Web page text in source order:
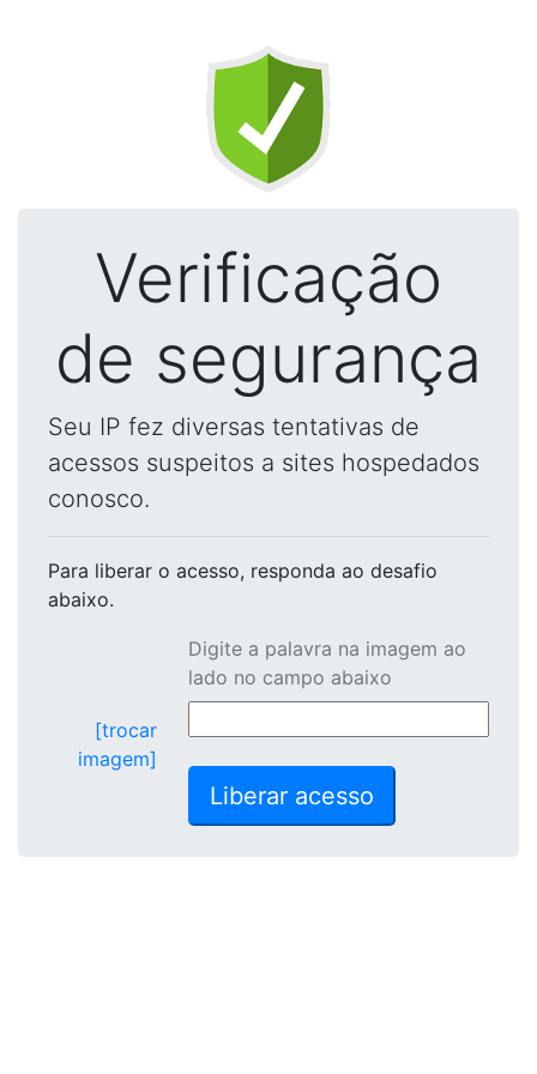
Verificação
de segurança
Seu IP fez diversas tentativas de
acessos suspeitos a sites hospedados
conosco.
Para liberar o acesso, responda ao desafio
abaixo.
[trocar
imagem]
Digite a palavra na imagem ao
lado no campo abaixo